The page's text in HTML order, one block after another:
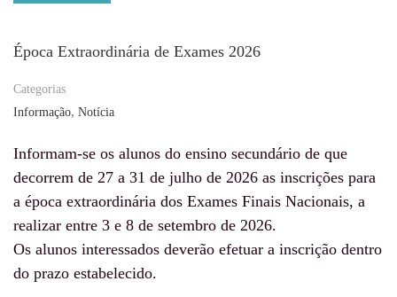
Época Extraordinária de Exames 2026
Categorias
Informação, Notícia
Informam-se os alunos do ensino secundário de que
decorrem de 27 a 31 de julho de 2026 as inscrições para
a época extraordinária dos Exames Finais Nacionais, a
realizar entre 3 e 8 de setembro de 2026.
Os alunos interessados deverão efetuar a inscrição dentro
do prazo estabelecido.